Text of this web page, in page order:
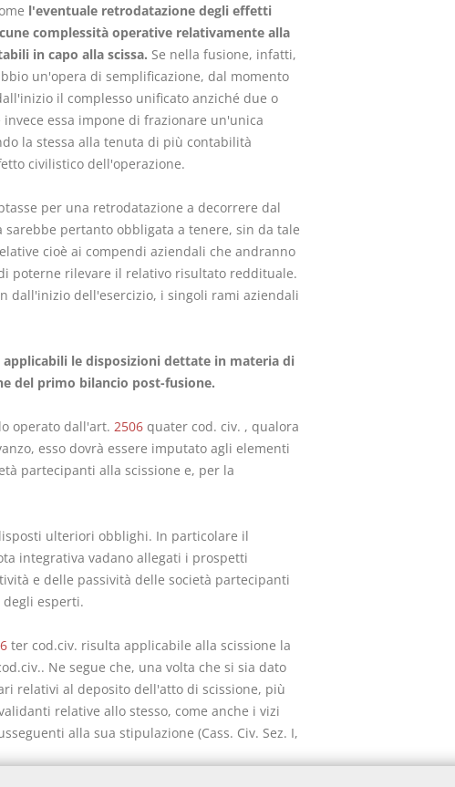
l'eventuale retrodatazione degli effetti
complessità operative relativamente alla
in capo alla scissa. Se nella fusione, infatti,
un'opera di semplificazione, dal momento
il complesso unificato anziché due o
essa impone di frazionare un'unica
la stessa alla tenuta di più contabilità
civilistico dell'operazione.
per una retrodatazione a decorrere dal
sarebbe pertanto obbligata a tenere, sin da tale
cioè ai compendi aziendali che andranno
poterne rilevare il relativo risultato reddituale.
dall'inizio dell'esercizio, i singoli rami aziendali
applicabili le disposizioni dettate in materia di
del primo bilancio post-fusione.
operato dall'art. 2506quater cod. civ. , qualora
esso dovrà essere imputato agli elementi
partecipanti alla scissione e, per la
ulteriori obblighi. In particolare il
integrativa vadano allegati i prospetti
e delle passività delle società partecipanti
degli esperti.
ter cod.civ. risulta applicabile alla scissione la
Ne segue che, una volta che si sia dato
relativi al deposito dell'atto di scissione, più
relative allo stesso, come anche i vizi
alla sua stipulazione (Cass. Civ. Sez. I,